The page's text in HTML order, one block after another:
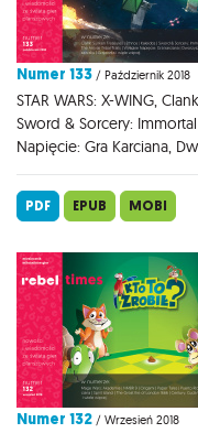
Numer 133 / Październik 2018
STAR WARS: X-WING,
Sword & Sorcery:
Napięcie: Gra Karciana,
PDF EPUB MOBI
Numer 132 / Wrzesień 2018